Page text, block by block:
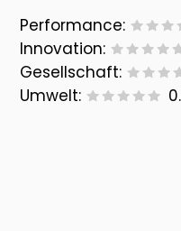
Performance:
Innovation:
Gesellschaft:
Umwelt: